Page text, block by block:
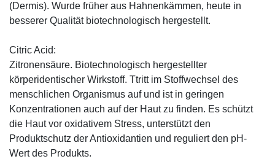
(Dermis). Wurde früher aus Hahnenkämmen, heute in
besserer Qualität biotechnologisch hergestellt.
Citric Acid:
Zitronensäure. Biotechnologisch hergestellter
körperidentischer Wirkstoff. Ttritt im Stoffwechsel des
menschlichen Organismus auf und ist in geringen
Konzentrationen auch auf der Haut zu finden. Es schützt
die Haut vor oxidativem Stress, unterstützt den
Produktschutz der Antioxidantien und reguliert den pH-
Wert des Produkts.